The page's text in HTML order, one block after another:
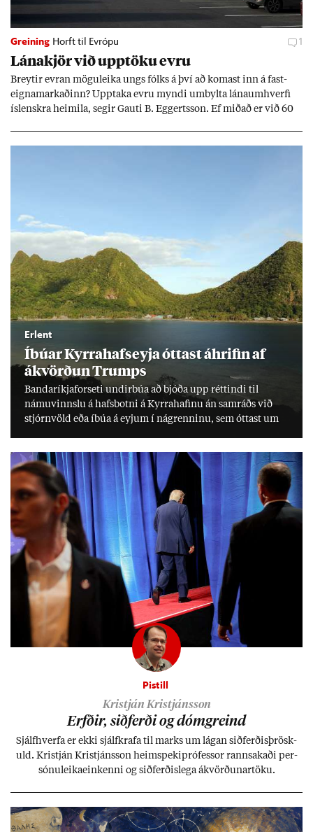
Greining Horft til Evrópu 1
Lána­kjör við upp­töku evru
Breyt­ir evr­an mögu­leika ungs fólks á því að kom­ast inn á fast­
eigna­mark­að­inn? Upp­taka evru myndi um­bylta lánaum­hverfi
ís­lenskra heim­ila, seg­ir Gauti B. Eggerts­son. Ef mið­að er við 60
Erlent
Íbú­ar Kyrra­hafs­eyja ótt­ast áhrif­in af
ákvörð­un Trumps
Banda­ríkja­for­seti und­ir­búa að bjóða upp rétt­indi til
námu­vinnslu á hafs­botni á Kyrra­haf­inu án sam­ráðs við
stjórn­völd eða íbúa á eyj­um í ná­grenn­inu, sem ótt­ast um
Pistill
Kristján Kristjánsson
Erfð­ir, sið­ferði og dómgreind
Sjálf­hverfa er ekki sjálf­krafa til marks um lág­an sið­ferð­is­þrösk­
uld. Kristján Kristjáns­son heim­speki­pró­fess­or rann­sak­aði per­
sónu­leika­ein­kenni og sið­ferð­is­lega ákvörð­un­ar­töku.